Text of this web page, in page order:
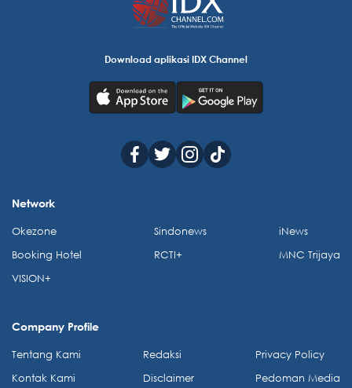
Download aplikasi IDX Channel
Network
Okezone
Booking Hotel
VISION+
Sindonews
RCTI+
iNews
MNC Trijaya
Company Profile
Tentang Kami
Kontak Kami
Redaksi
Disclaimer
Privacy Policy
Pedoman Media